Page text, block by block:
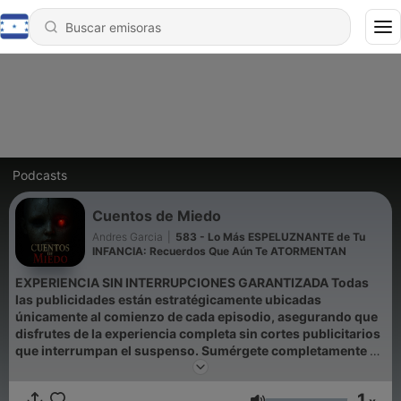
Podcasts
Cuentos de Miedo
Andres Garcia
583 - Lo Más ESPELUZNANTE de Tu
INFANCIA: Recuerdos Que Aún Te ATORMENTAN
EXPERIENCIA SIN INTERRUPCIONES GARANTIZADA Todas
las publicidades están estratégicamente ubicadas
únicamente al comienzo de cada episodio, asegurando que
disfrutes de la experiencia completa sin cortes publicitarios
que interrumpan el suspenso. Sumérgete completamente en
nuestras historias de terror sin distracciones comerciales.